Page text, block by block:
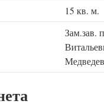
15 кв. м.
Зам.зав.